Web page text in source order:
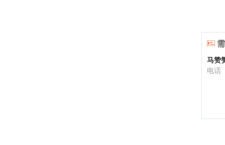
马赞
电话